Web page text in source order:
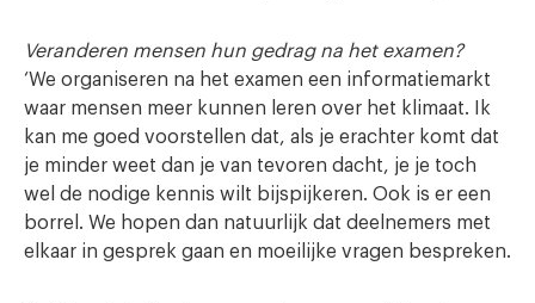
Veranderen mensen hun gedrag na het examen?
‘We organiseren na het examen een informatiemarkt
waar mensen meer kunnen leren over het klimaat. Ik
kan me goed voorstellen dat, als je erachter komt dat
je minder weet dan je van tevoren dacht, je je toch
wel de nodige kennis wilt bijspijkeren. Ook is er een
borrel. We hopen dan natuurlijk dat deelnemers met
elkaar in gesprek gaan en moeilijke vragen bespreken.